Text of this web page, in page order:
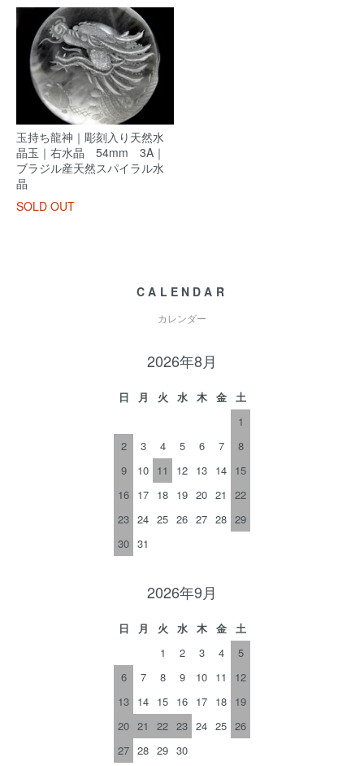
玉持ち龍神｜彫刻入り天然水
晶玉｜右水晶 54mm 3A｜
ブラジル産天然スパイラル水
晶
SOLD OUT
CALENDAR
カレンダー
2026年8月
日 月 火 水 木 金
土
1
2
3 4 5 6 7
8
9
10 11 12 13 14 15
16 17 18 19 20 21
22
23 24 25 26 27 28 29
30 31
2026年9月
日 月 火 水 木 金
土
1
2 3 4
5
6
7 8 9 10 11
12
13 14 15 16 17 18 19
20 21 22 23 24 25 26
27 28 29 30